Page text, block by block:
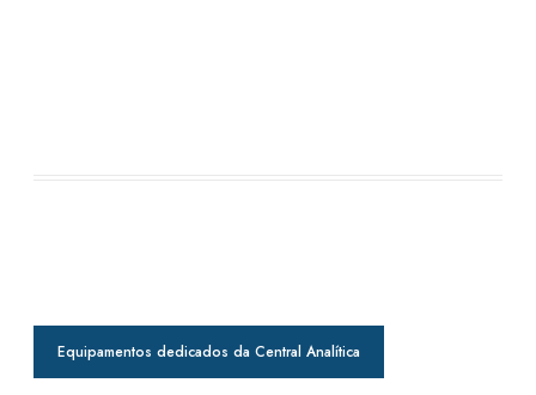
Equipamentos dedicados da Central Analítica